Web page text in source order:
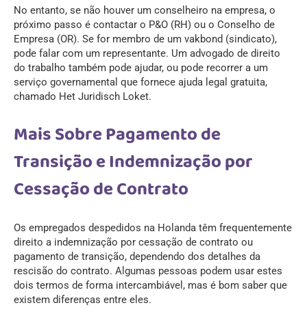
No entanto, se não houver um conselheiro na empresa, o
próximo passo é contactar o P&O (RH) ou o Conselho de
Empresa (OR). Se for membro de um vakbond (sindicato),
pode falar com um representante. Um advogado de direito
do trabalho também pode ajudar, ou pode recorrer a um
serviço governamental que fornece ajuda legal gratuita,
chamado Het Juridisch Loket.
Mais Sobre Pagamento de
Transição e Indemnização por
Cessação de Contrato
Os empregados despedidos na Holanda têm frequentemente
direito a indemnização por cessação de contrato ou
pagamento de transição, dependendo dos detalhes da
rescisão do contrato. Algumas pessoas podem usar estes
dois termos de forma intercambiável, mas é bom saber que
existem diferenças entre eles.